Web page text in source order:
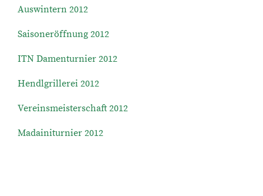
Auswintern 2012
Saisoneröffnung 2012
ITN Damenturnier 2012
Hendlgrillerei 2012
Vereinsmeisterschaft 2012
Madainiturnier 2012